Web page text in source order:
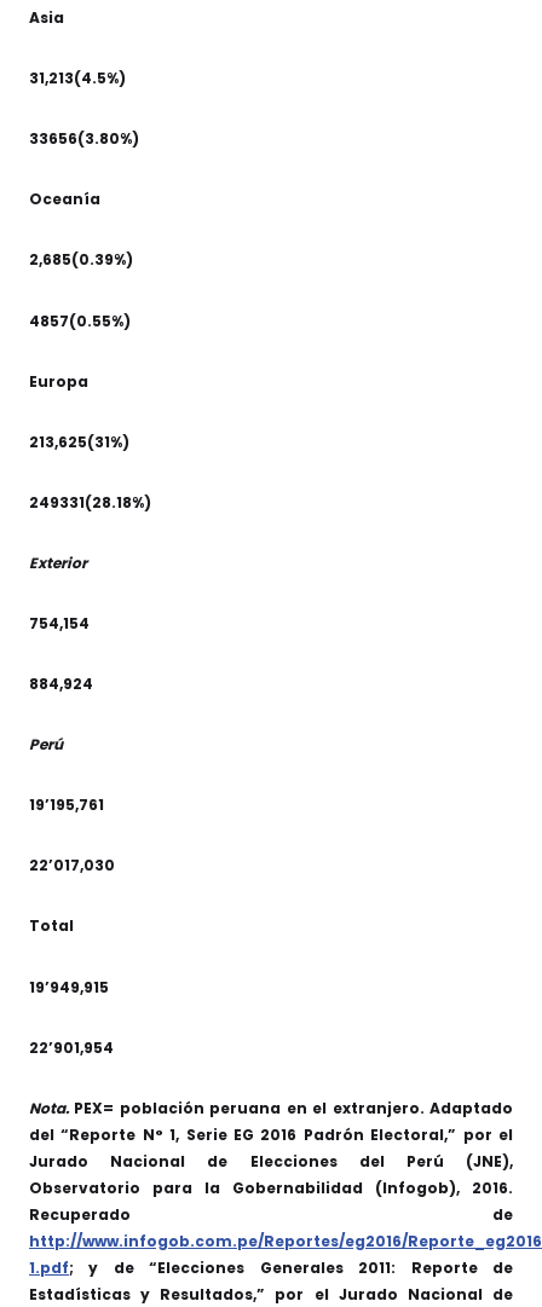
Asia
31,213(4.5%)
33656(3.80%)
Oceanía
2,685(0.39%)
4857(0.55%)
Europa
213,625(31%)
249331(28.18%)
Exterior
754,154
884,924
Perú
19’195,761
22’017,030
Total
19’949,915
22’901,954
Nota. PEX= población peruana en el extranjero. Adaptado
del “Reporte N° 1, Serie EG 2016 Padrón Electoral,” por el
Jurado Nacional de Elecciones del Perú (JNE),
Observatorio para la Gobernabilidad (Infogob), 2016.
Recuperado de
http://www.infogob.com.pe/Reportes/eg2016/
1.pdf; y de “Elecciones Generales 2011: Reporte de
Estadísticas y Resultados,” por el Jurado Nacional de